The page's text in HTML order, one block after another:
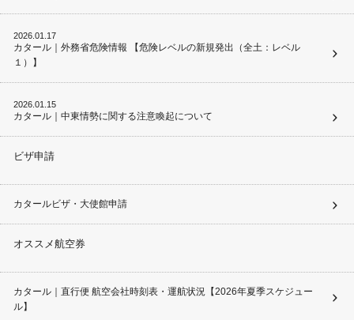
2026.01.17
カタール｜外務省危険情報 【危険レベルの新規発出（全土：レベル
１）】
2026.01.15
カタール｜中東情勢に関する注意喚起について
ビザ申請
カタールビザ・大使館申請
オススメ航空券
カタール｜直行便 航空会社時刻表・運航状況【2026年夏季スケジュー
ル】